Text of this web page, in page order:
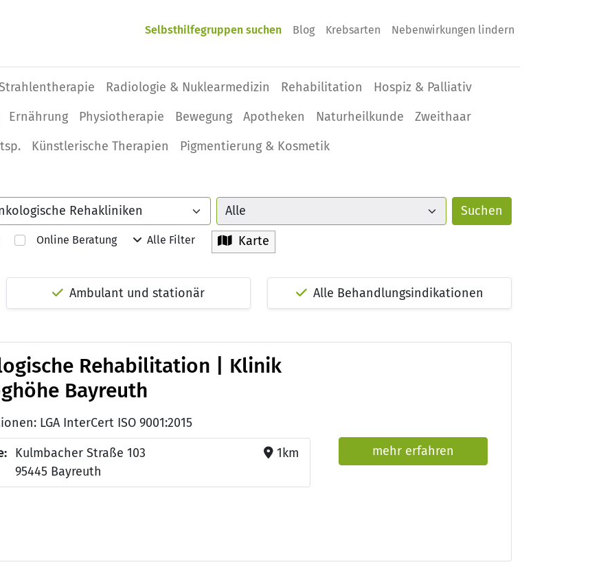
Selbsthilfegruppen suchen Blog Krebsarten Nebenwirkungen lindern
Radiologie & Nuklearmedizin Rehabilitation
Hospiz & Palliativ
Ernährung Physio­therapie Bewegung Apotheken Naturheilkunde
Zweithaar
Künstlerische Therapien Pigmentierung & Kosmetik
Online Beratung Alle Filter Karte
Ambulant und stationär Alle Behandlungsindikationen
Rehabilitation | Klinik
Bayreuth
LGA InterCert ISO 9001:2015
Kulmbacher Straße 103
95445 Bayreuth
1km mehr erfahren